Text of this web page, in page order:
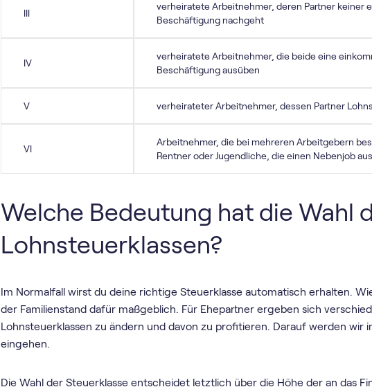
III
verheiratete Arbeitnehmer, deren Partner keiner
Beschäftigung nachgeht
IV
verheiratete Arbeitnehmer, die beide eine
Beschäftigung ausüben
V verheirateter Arbeitnehmer, dessen Partner
VI
Arbeitnehmer, die bei mehreren Arbeitgebern
Rentner oder Jugendliche, die einen Nebenjob
Welche Bedeutung hat die Wahl
Lohnsteuerklassen?
Im Normalfall wirst du deine richtige Steuerklasse automatisch erhalten.
der Familienstand dafür maßgeblich. Für Ehepartner ergeben sich
Lohnsteuerklassen zu ändern und davon zu profitieren. Darauf werden wir
eingehen.
Die Wahl der Steuerklasse entscheidet letztlich über die Höhe der an das